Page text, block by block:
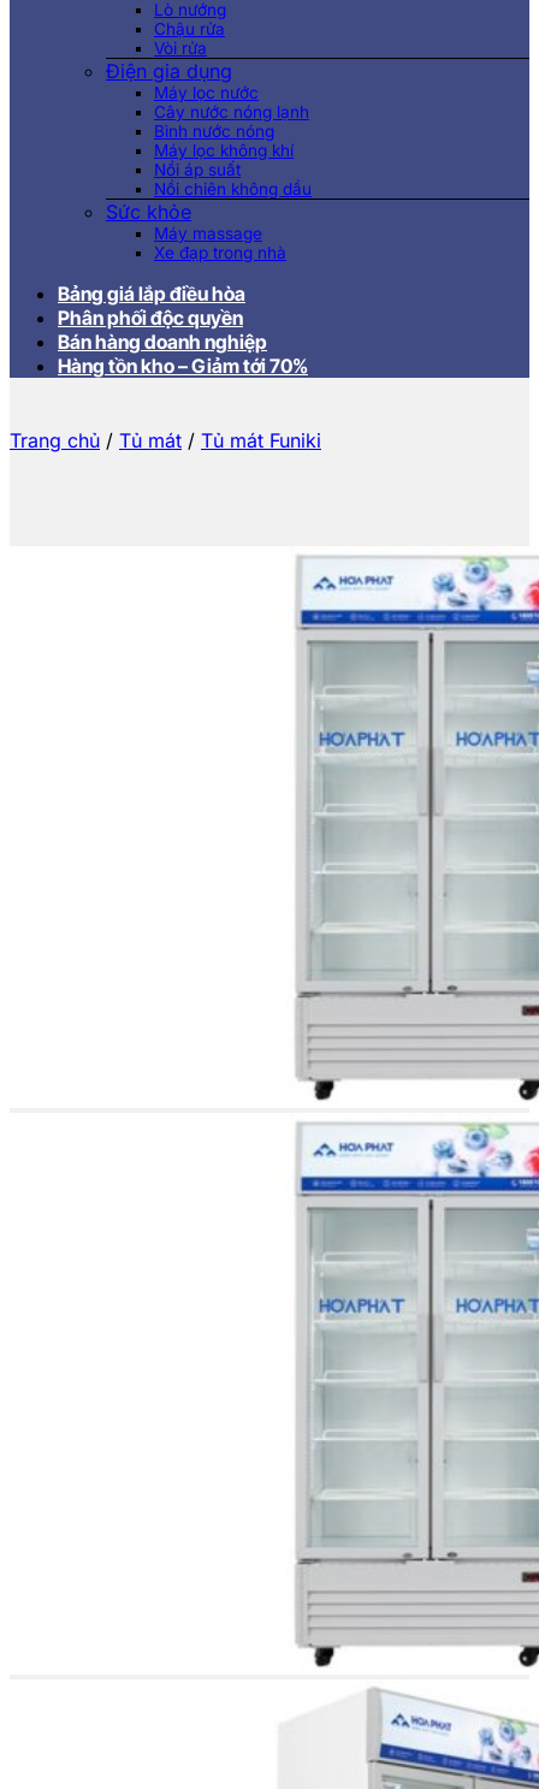
Lò nướng
Chậu rửa
Vòi rửa
Điện gia dụng
Máy lọc nước
Cây nước nóng lạnh
Bình nước nóng
Máy lọc không khí
Nồi áp suất
Nồi chiên không dầu
Sức khỏe
Máy massage
Xe đạp trong nhà
Bảng giá lắp điều hòa
Phân phối độc quyền
Bán hàng doanh nghiệp
Hàng tồn kho – Giảm tới 70%
Trang chủ / Tủ mát / Tủ mát Funiki